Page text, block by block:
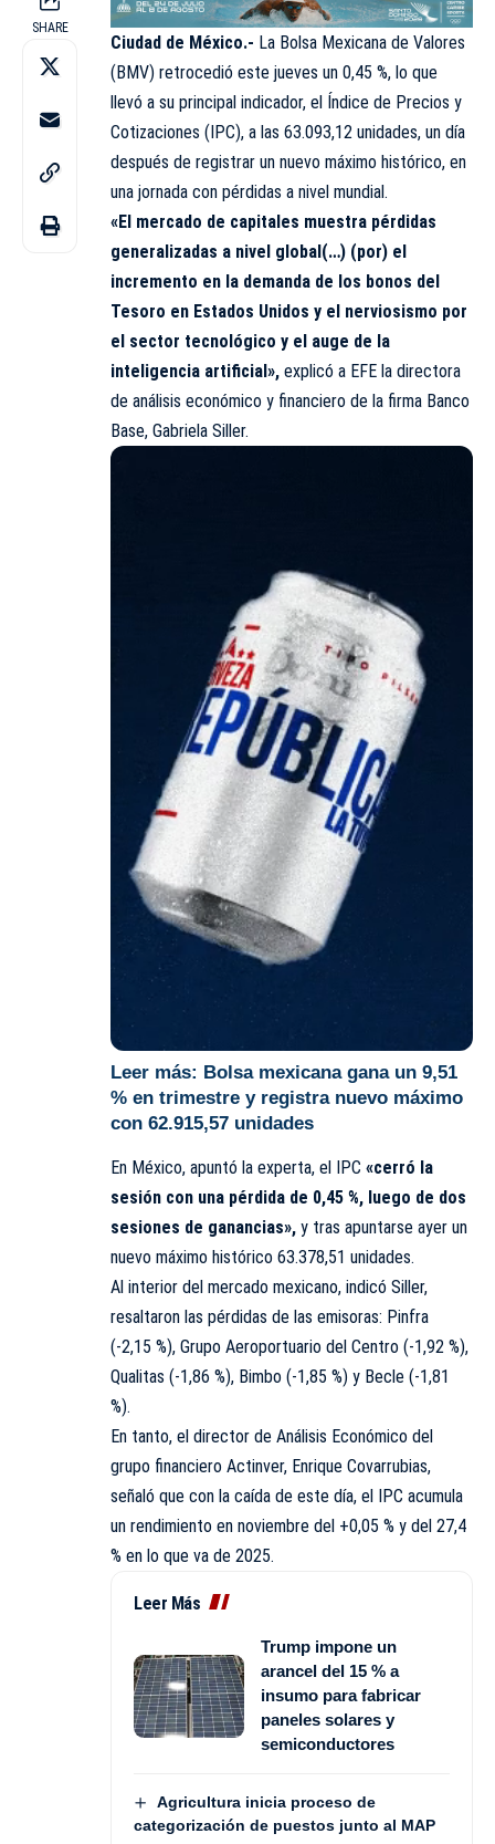
SHARE
Ciudad de México.- La Bolsa Mexicana de Valores
(BMV) retrocedió este jueves un 0,45 %, lo que
llevó a su principal indicador, el Índice de Precios y
Cotizaciones (IPC), a las 63.093,12 unidades, un día
después de registrar un nuevo máximo histórico, en
una jornada con pérdidas a nivel mundial.
«El mercado de capitales muestra pérdidas
generalizadas a nivel global(…) (por) el
incremento en la demanda de los bonos del
Tesoro en Estados Unidos y el nerviosismo por
el sector tecnológico y el auge de la
inteligencia artificial», explicó a EFE la directora
de análisis económico y financiero de la firma Banco
Base, Gabriela Siller.
Leer más: Bolsa mexicana gana un 9,51
% en trimestre y registra nuevo máximo
con 62.915,57 unidades
En México, apuntó la experta, el IPC «cerró la
sesión con una pérdida de 0,45 %, luego de dos
sesiones de ganancias», y tras apuntarse ayer un
nuevo máximo histórico 63.378,51 unidades.
Al interior del mercado mexicano, indicó Siller,
resaltaron las pérdidas de las emisoras: Pinfra
(-2,15 %), Grupo Aeroportuario del Centro (-1,92 %),
Qualitas (-1,86 %), Bimbo (-1,85 %) y Becle (-1,81
%).
En tanto, el director de Análisis Económico del
grupo financiero Actinver, Enrique Covarrubias,
señaló que con la caída de este día, el IPC acumula
un rendimiento en noviembre del +0,05 % y del 27,4
% en lo que va de 2025.
Leer Más
Trump impone un
arancel del 15 % a
insumo para fabricar
paneles solares y
semiconductores
Agricultura inicia proceso de
categorización de puestos junto al MAP